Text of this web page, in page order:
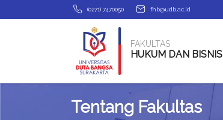
(0271) 7470050 fhb@udb.ac.id
FAKULTAS
HUKUM DAN BISNIS
Tentang Fakultas